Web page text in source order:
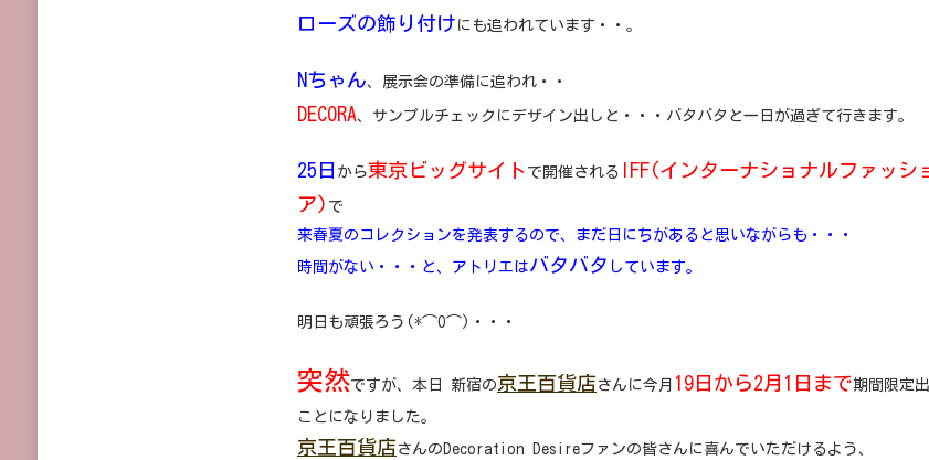
ローズの飾り付け にも追われています・・。
Nちゃん、展示会の準備に追われ・・
DECORA、サンプルチェックにデザイン出しと・・・バタバタと一日が過ぎて行きます。
25日 から東京ビッグサイト で開催される
IFF(インターナショナルファッシ
ア) で
来春夏のコレクションを発表するので、まだ日にちがあると思いながらも・・・
時間がない・・・と、アトリエはバタバタ しています。
明日も頑張ろう(*⌒O⌒)・・・
突然ですが、本日 新宿の京王百貨店さんに今月 19日から2月1日まで期間限定
ことになりました。
京王百貨店さんのDecoration Desireファンの皆さんに喜んでいただけるよう、